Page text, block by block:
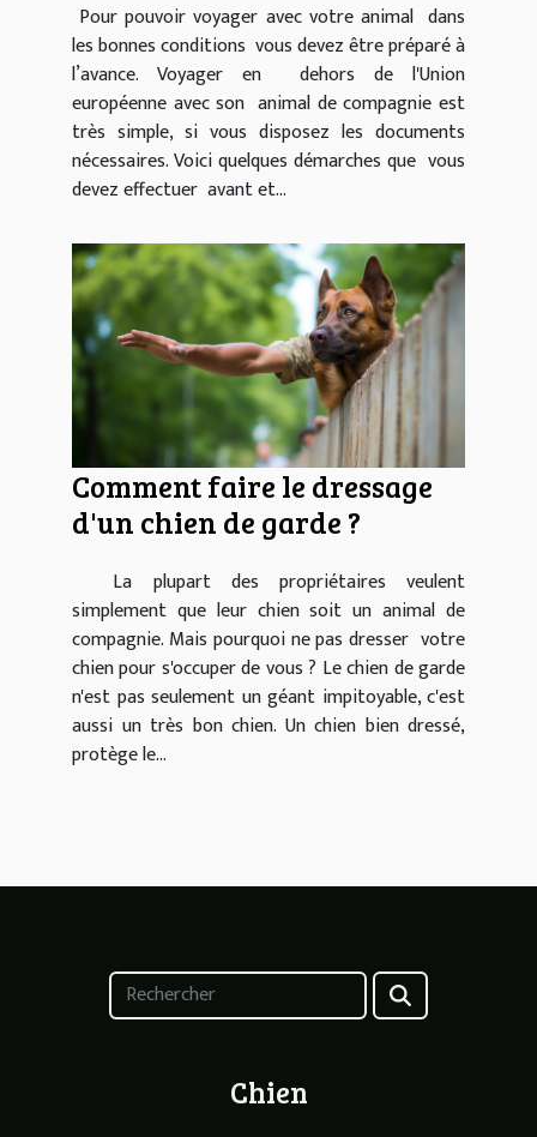
Pour pouvoir voyager avec votre animal dans
les bonnes conditions vous devez être préparé à
l’avance. Voyager en dehors de l'Union
européenne avec son animal de compagnie est
très simple, si vous disposez les documents
nécessaires. Voici quelques démarches que vous
devez effectuer avant et...
Comment faire le dressage
d'un chien de garde ?
La plupart des propriétaires veulent
simplement que leur chien soit un animal de
compagnie. Mais pourquoi ne pas dresser votre
chien pour s'occuper de vous ? Le chien de garde
n'est pas seulement un géant impitoyable, c'est
aussi un très bon chien. Un chien bien dressé,
protège le...
Chien